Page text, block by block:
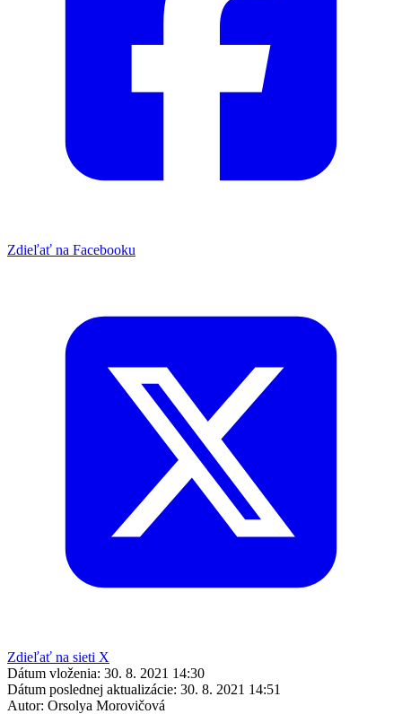
Zdieľať na Facebooku
Zdieľať na sieti X
Dátum vloženia: 30. 8. 2021 14:30
Dátum poslednej aktualizácie: 30. 8. 2021 14:51
Autor: Orsolya Morovičová